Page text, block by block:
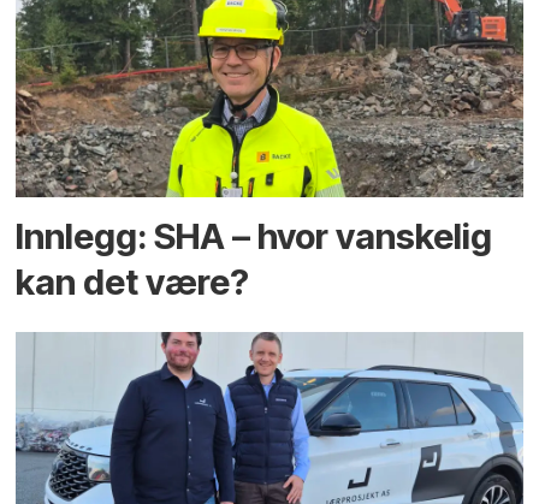
Innlegg: SHA – hvor vanskelig
kan det være?